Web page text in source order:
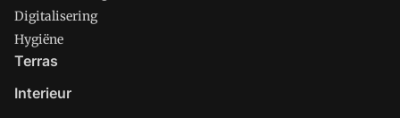
Digitalisering
Hygiëne
Terras
Interieur